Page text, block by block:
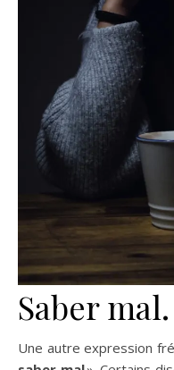
Saber mal.
Une autre expression